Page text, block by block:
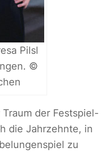
Pilsl
©
der Festspiel-
die Jahrzehnte, in
zu